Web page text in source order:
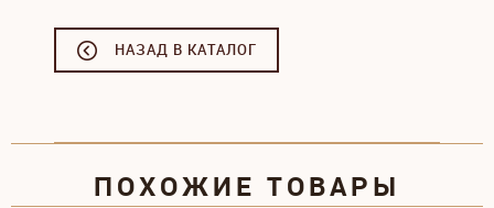
НАЗАД В КАТАЛОГ
ПОХОЖИЕ ТОВАРЫ